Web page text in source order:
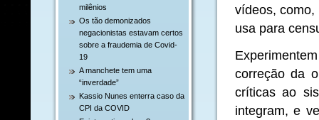
milênios
Os tão demonizados
negacionistas estavam certos
sobre a fraudemia de Covid-
19
A manchete tem uma
“inverdade”
Kassio Nunes enterra caso da
CPI da COVID
vídeos, como,
usa para
correção da
críticas ao
integram, e